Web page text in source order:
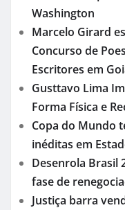
Washington
Marcelo Girard
Concurso de
Escritores em
Gusttavo Lima
Forma Física e
Copa do Mundo
inéditas em
Desenrola Brasil
fase de
Justiça barra